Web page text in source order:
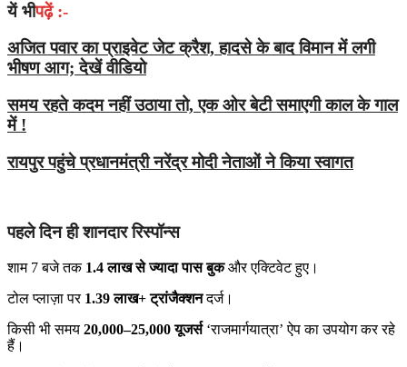
यें भीपढ़ें :-
अजित पवार का प्राइवेट जेट क्रैश, हादसे के बाद विमान में लगी
भीषण आग; देखें वीडियो
समय रहते कदम नहीं उठाया तो, एक ओर बेटी समाएगी काल के गाल
में !
रायपुर पहुंचे प्रधानमंत्री नरेंद्र मोदी नेताओं ने किया स्वागत
पहले दिन ही शानदार रिस्पॉन्स
शाम 7 बजे तक 1.4 लाख से ज्यादा पास बुकऔर एक्टिवेट हुए।
टोल प्लाज़ा पर 1.39 लाख+ ट्रांजैक्शनदर्ज।
किसी भी समय 20,000–25,000 यूजर्स‘राजमार्गयात्रा’ ऐप का उपयोग कर रहे
हैं।